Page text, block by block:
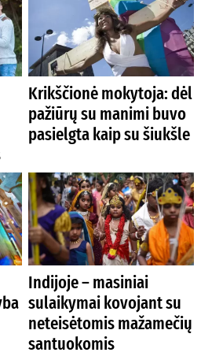
Krikščionė mokytoja: dėl
pažiūrų su manimi buvo
pasielgta kaip su šiukšle
Indijoje – masiniai
sulaikymai kovojant su
neteisėtomis mažamečių
santuokomis